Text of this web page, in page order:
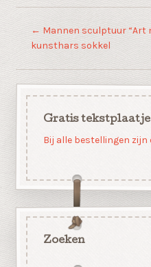
← Mannen sculptuur “Art
kunsthars sokkel
Gratis tekstplaatje
Bij alle bestellingen
Zoeken